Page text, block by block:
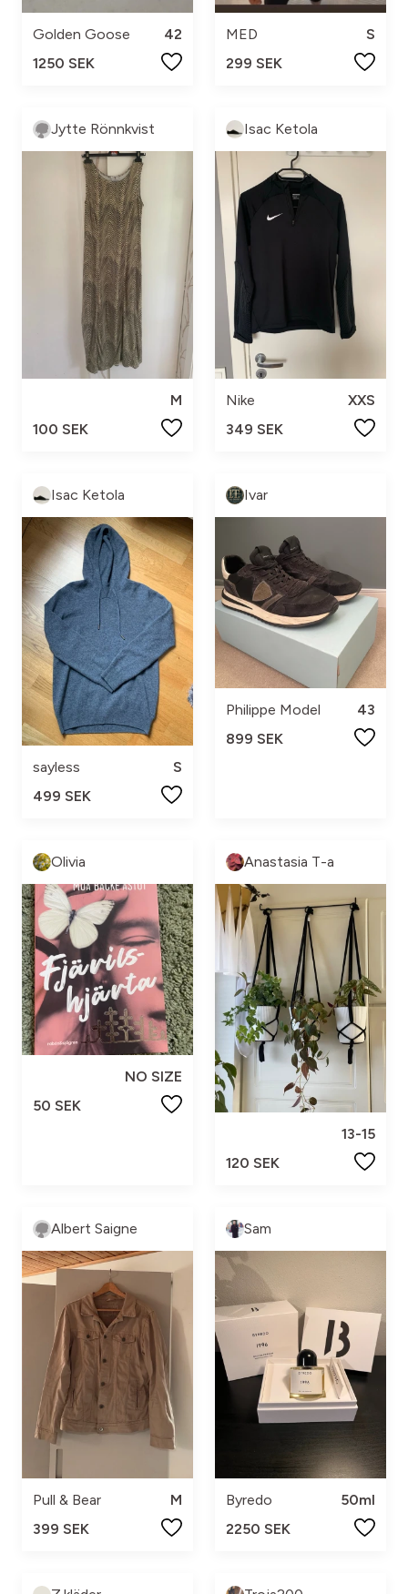
Golden Goose
42
1250 SEK
MED
S
299 SEK
Jytte Rönnkvist
M
100 SEK
Isac Ketola
Nike
XXS
349 SEK
Isac Ketola
sayless
S
499 SEK
Ivar
Philippe Model
43
899 SEK
Olivia
NO SIZE
50 SEK
Anastasia T-a
13-15
120 SEK
Albert Saigne
Pull & Bear
M
399 SEK
Sam
Byredo
50ml
2250 SEK